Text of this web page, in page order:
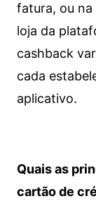
fatura, ou
loja da
cashback
cada
aplicativo.
Quais as
cartão de